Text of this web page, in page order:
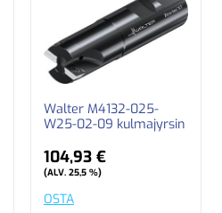
Walter M4132-025-
W25-02-09 kulmajyrsin
104,93 €
(ALV. 25,5 %)
OSTA